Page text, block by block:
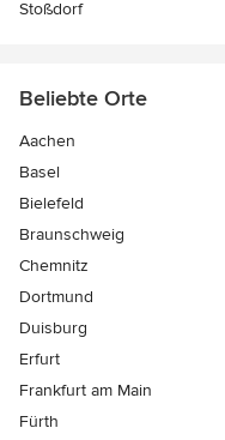
Stoßdorf
Beliebte Orte
Aachen
Basel
Bielefeld
Braunschweig
Chemnitz
Dortmund
Duisburg
Erfurt
Frankfurt am Main
Fürth